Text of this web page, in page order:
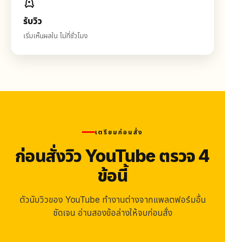
รับวิว
เริ่มเห็นผลใน ไม่กี่ชั่วโมง
เตรียมก่อนสั่ง
ก่อนสั่งวิว YouTube ตรวจ 4
ข้อนี้
ตัวนับวิวของ YouTube ทำงานต่างจากแพลตฟอร์มอื่น
ชัดเจน อ่านสองข้อล่างให้จบก่อนสั่ง